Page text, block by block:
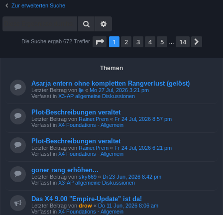
Zur erweiterten Suche
Suche
Die Suche ergab 672 Treffer Seite 1von14
1 2 3 4 5 14
Themen
Asarja entern ohne kompletten Rangverlust (gelöst)
Letzter Beitrag von lje « Mo 27 Jul, 2026 3:21 pm
Verfasst in X3-AP allgemeine Diskussionen
Plot-Beschreibungen veraltet
Letzter Beitrag von Rainer.Prem « Fr 24 Jul, 2026 8:57 pm
Verfasst in X4 Foundations - Allgemein
Plot-Beschreibungen veraltet
Letzter Beitrag von Rainer.Prem « Fr 24 Jul, 2026 6:21 pm
Verfasst in X4 Foundations - Allgemein
goner rang erhöhen...
Letzter Beitrag von sky669 « Di 23 Jun, 2026 8:42 pm
Verfasst in X3-AP allgemeine Diskussionen
Das X4 9.00 "Empire-Update" ist da!
Letzter Beitrag von drow « Do 11 Jun, 2026 8:06 am
Verfasst in X4 Foundations - Allgemein